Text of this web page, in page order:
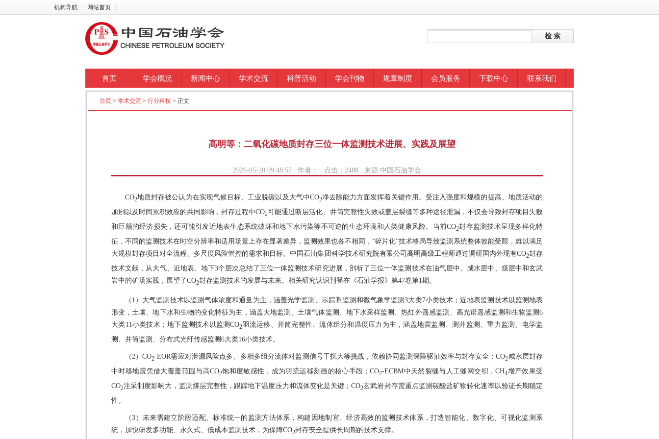
机构导航 网站首页
首页 学会概况 新闻中心 学术交流 科普活动 学会刊物 规章制度 会员服务 下载中心 联系我们
首页 > 学术交流 > 行业科技 > 正文
高明等：二氧化碳地质封存三位一体监测技术进展、实践及展望
2026-05-20 09:48:57 作者： 点击： 2488 来源:中国石油学会
CO2地质封存被公认为在实现气候目标、工业脱碳以及大气中CO2净去除能力方面发挥着关键作用。受注入强度和规模的提高、地质活动的
加剧以及时间累积效应的共同影响，封存过程中CO2可能通过断层活化、井筒完整性失效或盖层裂缝等多种途径泄漏，不仅会导致封存项目失败
和巨额的经济损失，还可能引发近地表生态系统破坏和地下水污染等不可逆的生态环境和人类健康风险。当前CO2封存监测技术呈现多样化特
征，不同的监测技术在时空分辨率和适用场景上存在显著差异，监测效果也各不相同，“碎片化”技术格局导致监测系统整体效能受限，难以满足
大规模封存项目对全流程、多尺度风险管控的需求和目标。中国石油集团科学技术研究院有限公司高明高级工程师通过调研国内外现有CO2封存
技术文献，从大气、近地表、地下3个层次总结了三位一体监测技术研究进展，剖析了三位一体监测技术在油气层中、咸水层中、煤层中和玄武
岩中的矿场实践，展望了CO2封存监测技术的发展与未来。相关研究认识刊登在《石油学报》第47卷第1期。
（1）大气监测技术以监测气体浓度和通量为主，涵盖光学监测、示踪剂监测和微气象学监测3大类7小类技术；近地表监测技术以监测地表
形变，土壤、地下水和生物的变化特征为主，涵盖大地监测、土壤气体监测、地下水采样监测、热红外遥感监测、高光谱遥感监测和生物监测6
大类11小类技术；地下监测技术以监测CO2羽流运移、井筒完整性、流体组分和温度压力为主，涵盖地震监测、测井监测、重力监测、电学监
测、井筒监测、分布式光纤传感监测6大类16小类技术。
（2）CO2-EOR需应对泄漏风险点多、多相多组分流体对监测信号干扰大等挑战，依赖协同监测保障驱油效率与封存安全；CO2咸水层封存
中时移地震凭借大覆盖范围与高CO2饱和度敏感性，成为羽流运移刻画的核心手段；CO2-ECBM中天然裂缝与人工缝网交织，CH4增产效果受
CO2注采制度影响大，监测煤层完整性，跟踪地下温度压力和流体变化是关键；CO2玄武岩封存需重点监测碳酸盐矿物转化速率以验证长期稳定
性。
（3）未来需建立阶段适配、标准统一的监测方法体系，构建因地制宜、经济高效的监测技术体系，打造智能化、数字化、可视化监测系
统，加快研发多功能、永久式、低成本监测技术，为保障CO2封存安全提供长周期的技术支撑。